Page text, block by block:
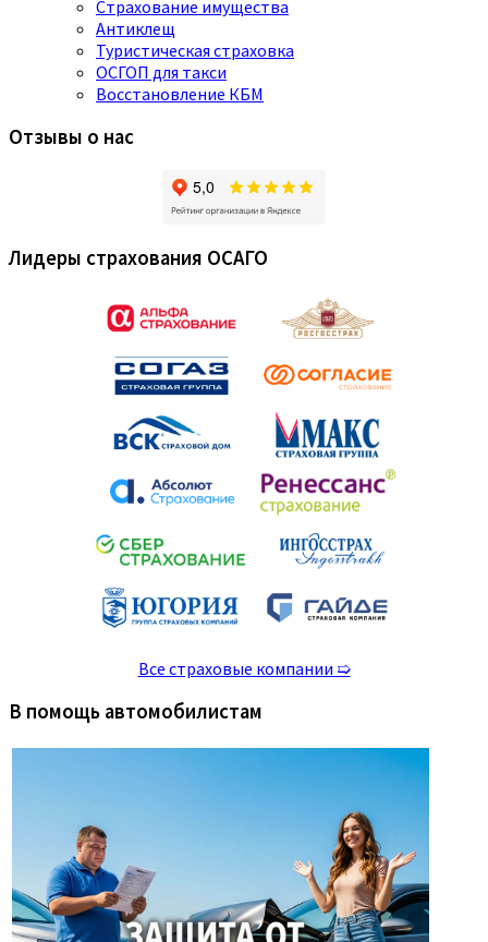
Страхование имущества
Антиклещ
Туристическая страховка
ОСГОП для такси
Восстановление КБМ
Отзывы о нас
Лидеры страхования ОСАГО
Все страховые компании ➯
В помощь автомобилистам